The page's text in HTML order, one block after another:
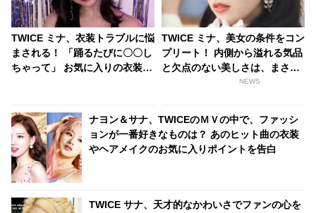
TWICE ミナ、衣装トラブルに悩
まされる！ 「踊るたびに〇〇し
ちゃって」 お気に入りの衣装な
TWICE ミナ、美女の条件をコン
プリート！ 内側から溢れる気品
と欠点のない美しさは、まさに
「和製オードリー」NEWS
ナヨン＆サナ、TWICEのＭＶの中で、ファッシ
ョンが一番好きなものは？ あのヒット曲の衣装
やヘアメイクのお気に入りポイントを告白
TWICE サナ、天才的なかわいさでファンの心を